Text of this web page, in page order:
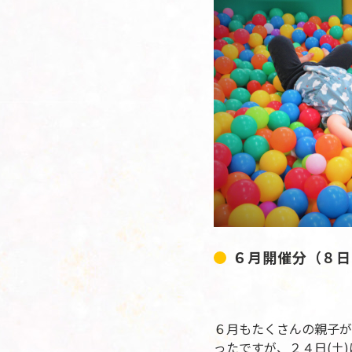
６月開催分（８
６月もたくさんの親子
ったですが、２４日(土